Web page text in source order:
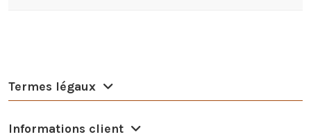
Termes légaux
Informations client